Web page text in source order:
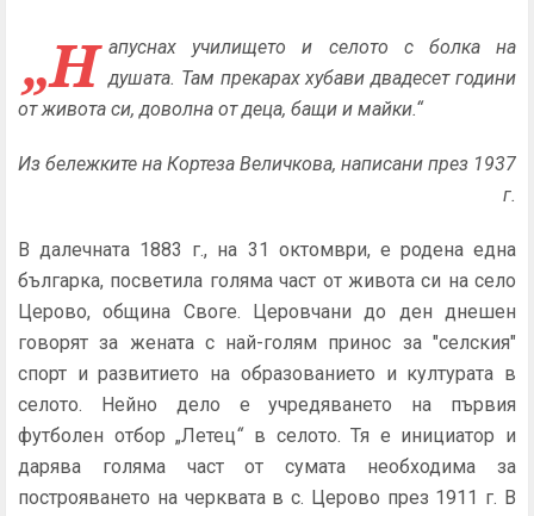
„Н апуснах училището и селото с болка на
душата. Там прекарах хубави двадесет години
от живота си, доволна от деца, бащи и майки.“
Из бележките на Кортеза Величкова, написани през 1937
г.
В далечната 1883 г., на 31 октомври, е родена една
българка, посветила голяма част от живота си на село
Церово, община Своге. Церовчани до ден днешен
говорят за жената с най-голям принос за "селския"
спорт и развитието на образованието и културата в
селото. Нейно дело е учредяването на първия
футболен отбор „Летец“в селото. Тя е инициатор и
дарява голяма част от сумата необходима за
построяването на черквата в с. Церово през 1911 г. В